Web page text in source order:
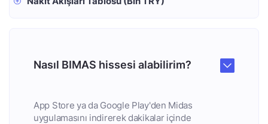
Nasıl BIMAS hissesi alabilirim?
App Store ya da Google Play'den Midas
uygulamasını indirerek dakikalar içinde